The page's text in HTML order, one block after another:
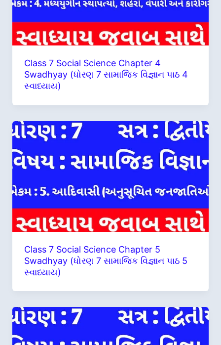
Class 7 Social Science Chapter 4
Swadhyay (ધોરણ 7 સામાજિક વિજ્ઞાન પાઠ 4
સ્વાધ્યાય)
Class 7 Social Science Chapter 5
Swadhyay (ધોરણ 7 સામાજિક વિજ્ઞાન પાઠ 5
સ્વાધ્યાય)